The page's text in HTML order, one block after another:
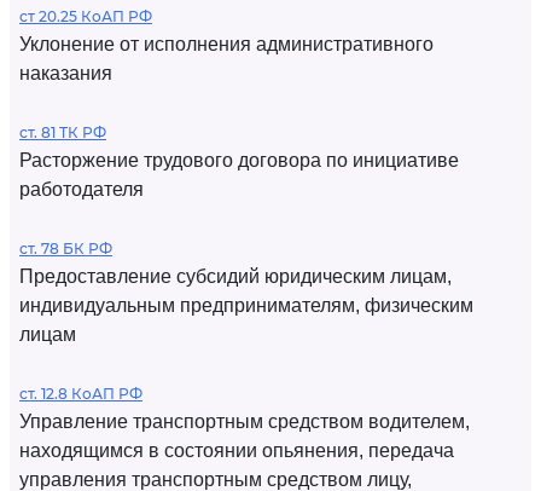
ст 20.25 КоАП РФ
Уклонение от исполнения административного
наказания
ст. 81 ТК РФ
Расторжение трудового договора по инициативе
работодателя
ст. 78 БК РФ
Предоставление субсидий юридическим лицам,
индивидуальным предпринимателям, физическим
лицам
ст. 12.8 КоАП РФ
Управление транспортным средством водителем,
находящимся в состоянии опьянения, передача
управления транспортным средством лицу,